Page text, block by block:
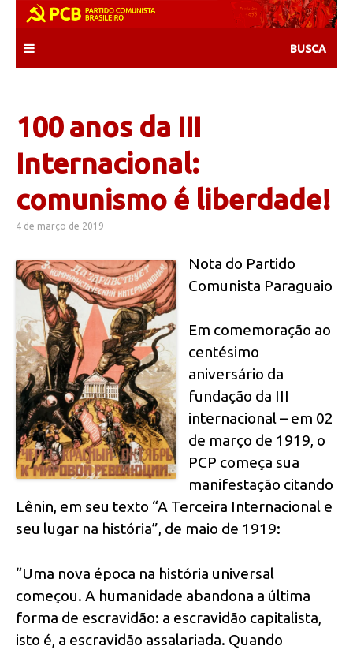
content
100 anos da III
Internacional:
comunismo é liberdade!
4 de março de 2019
Nota do Partido
Comunista Paraguaio
Em comemoração ao
centésimo
aniversário da
fundação da III
internacional – em 02
de março de 1919, o
PCP começa sua
manifestação citando
Lênin, em seu texto “A Terceira Internacional e
seu lugar na história”, de maio de 1919:
“Uma nova época na história universal
começou. A humanidade abandona a última
forma de escravidão: a escravidão capitalista,
isto é, a escravidão assalariada. Quando